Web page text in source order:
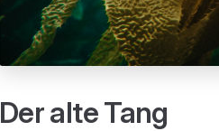
Der alte Tang